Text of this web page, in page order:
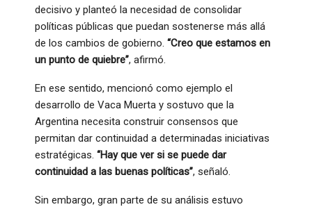
decisivo y planteó la necesidad de consolidar
políticas públicas que puedan sostenerse más allá
de los cambios de gobierno. “Creo que estamos en
un punto de quiebre”, afirmó.
En ese sentido, mencionó como ejemplo el
desarrollo de Vaca Muerta y sostuvo que la
Argentina necesita construir consensos que
permitan dar continuidad a determinadas iniciativas
estratégicas. “Hay que ver si se puede dar
continuidad a las buenas políticas”, señaló.
Sin embargo, gran parte de su análisis estuvo